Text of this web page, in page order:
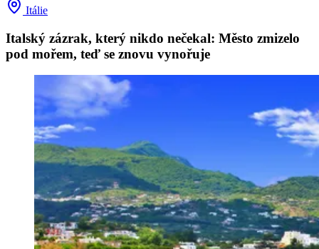
Itálie
Italský zázrak, který nikdo nečekal: Město zmizelo
pod mořem, teď se znovu vynořuje